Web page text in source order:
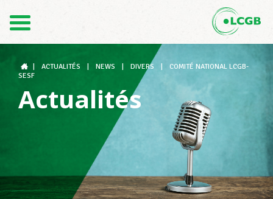
DE
Le LCGB
Structures syndicales
ACTUALITÉS NEWS DIVERS
COMITÉ NATIONAL LCGB-
SESF
Actualités